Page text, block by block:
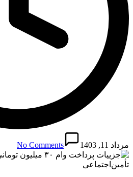
مرداد 11, 1403 No Comments